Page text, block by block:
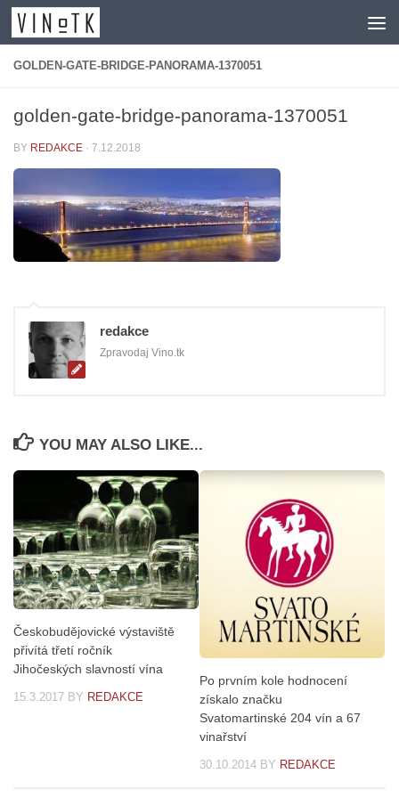
Skip to content
GOLDEN-GATE-BRIDGE-PANORAMA-1370051
golden-gate-bridge-panorama-1370051
BY REDAKCE · 7.12.2018
redakce
Zpravodaj Vino.tk
YOU MAY ALSO LIKE...
Českobudějovické výstaviště
přivítá třetí ročník
Jihočeských slavností vína
15.3.2017 BY REDAKCE
Po prvním kole hodnocení
získalo značku
Svatomartinské 204 vín a 67
vinařství
30.10.2014 BY REDAKCE